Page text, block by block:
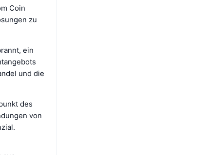
Coin
zu
ein
und die
des
von